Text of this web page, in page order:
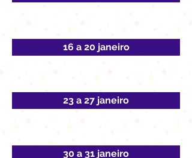
16 a 20 janeiro
23 a 27 janeiro
30 a 31 janeiro